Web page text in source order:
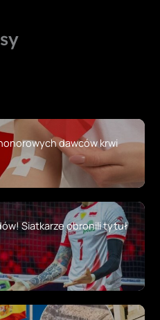
dawców krwi
Siatkarze obronili tytuł